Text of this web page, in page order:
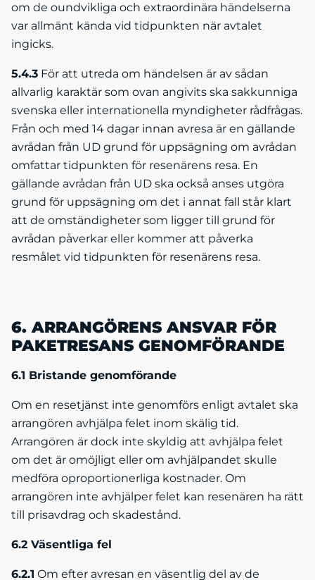
om de oundvikliga och extraordinära händelserna
var allmänt kända vid tidpunkten när avtalet
ingicks.
5.4.3 För att utreda om händelsen är av sådan
allvarlig karaktär som ovan angivits ska sakkunniga
svenska eller internationella myndigheter rådfrågas.
Från och med 14 dagar innan avresa är en gällande
avrådan från UD grund för uppsägning om avrådan
omfattar tidpunkten för resenärens resa. En
gällande avrådan från UD ska också anses utgöra
grund för uppsägning om det i annat fall står klart
att de omständigheter som ligger till grund för
avrådan påverkar eller kommer att påverka
resmålet vid tidpunkten för resenärens resa.
6. ARRANGÖRENS ANSVAR FÖR
PAKETRESANS GENOMFÖRANDE
6.1 Bristande genomförande
Om en resetjänst inte genomförs enligt avtalet ska
arrangören avhjälpa felet inom skälig tid.
Arrangören är dock inte skyldig att avhjälpa felet
om det är omöjligt eller om avhjälpandet skulle
medföra oproportionerliga kostnader. Om
arrangören inte avhjälper felet kan resenären ha rätt
till prisavdrag och skadestånd.
6.2 Väsentliga fel
6.2.1 Om efter avresan en väsentlig del av de